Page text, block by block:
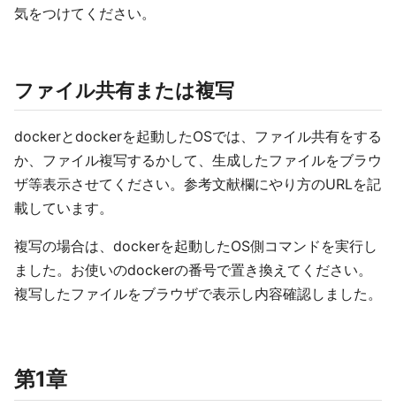
気をつけてください。
ファイル共有または複写
dockerとdockerを起動したOSでは、ファイル共有をする
か、ファイル複写するかして、生成したファイルをブラウ
ザ等表示させてください。参考文献欄にやり方のURLを記
載しています。
複写の場合は、dockerを起動したOS側コマンドを実行し
ました。お使いのdockerの番号で置き換えてください。
複写したファイルをブラウザで表示し内容確認しました。
第1章